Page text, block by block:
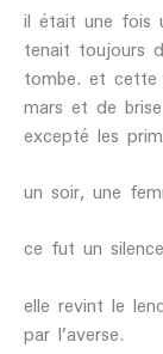
il était une fois
tenait toujours
tombe. et
mars et de
excepté les
un soir, une
ce fut un
elle revint le
par l’averse.